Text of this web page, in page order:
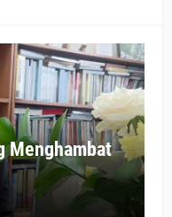
Menghambat